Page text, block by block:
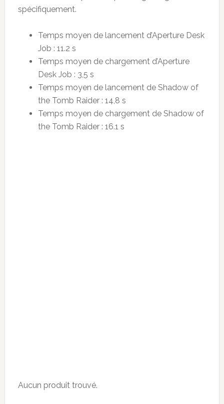
spécifiquement.
Temps moyen de lancement d’Aperture Desk
Job : 11.2 s
Temps moyen de chargement d’Aperture
Desk Job : 3,5 s
Temps moyen de lancement de Shadow of
the Tomb Raider : 14,8 s
Temps moyen de chargement de Shadow of
the Tomb Raider : 16.1 s
Aucun produit trouvé.